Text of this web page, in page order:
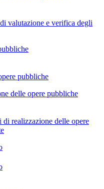
valutazione e verifica degli
pubbliche
delle opere pubbliche
realizzazione delle opere